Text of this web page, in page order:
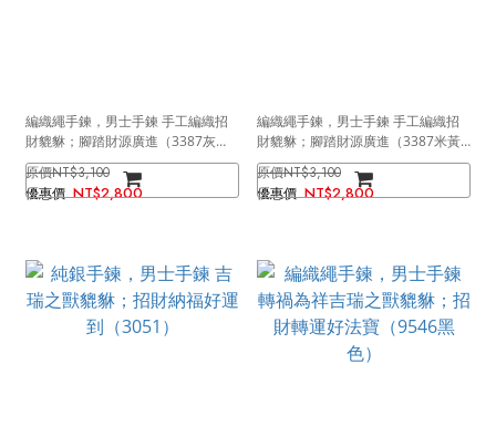
編織繩手鍊，男士手鍊 手工編織招
財貔貅；腳踏財源廣進（3387灰
色）
NT$3,100
NT$2,800
編織繩手鍊，男士手鍊 手工編織招
財貔貅；腳踏財源廣進（3387米黃
色）
NT$3,100
NT$2,800